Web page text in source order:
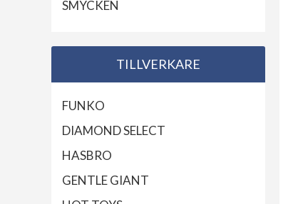
SMYCKEN
TILLVERKARE
FUNKO
DIAMOND SELECT
HASBRO
GENTLE GIANT